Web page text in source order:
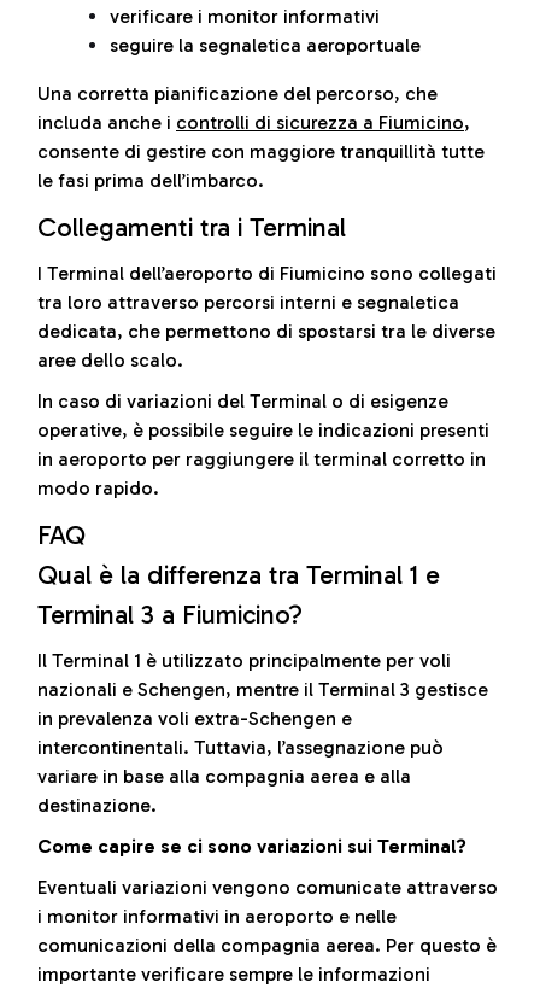
verificare i monitor informativi
seguire la segnaletica aeroportuale
Una corretta pianificazione del percorso, che
includa anche i controlli di sicurezza a Fiumicino,
consente di gestire con maggiore tranquillità tutte
le fasi prima dell’imbarco.
Collegamenti tra i Terminal
I Terminal dell’aeroporto di Fiumicino sono collegati
tra loro attraverso percorsi interni e segnaletica
dedicata, che permettono di spostarsi tra le diverse
aree dello scalo.
In caso di variazioni del Terminal o di esigenze
operative, è possibile seguire le indicazioni presenti
in aeroporto per raggiungere il terminal corretto in
modo rapido.
FAQ
Qual è la differenza tra Terminal 1 e
Terminal 3 a Fiumicino?
Il Terminal 1 è utilizzato principalmente per voli
nazionali e Schengen, mentre il Terminal 3 gestisce
in prevalenza voli extra-Schengen e
intercontinentali. Tuttavia, l’assegnazione può
variare in base alla compagnia aerea e alla
destinazione.
Come capire se ci sono variazioni sui Terminal?
Eventuali variazioni vengono comunicate attraverso
i monitor informativi in aeroporto e nelle
comunicazioni della compagnia aerea. Per questo è
importante verificare sempre le informazioni